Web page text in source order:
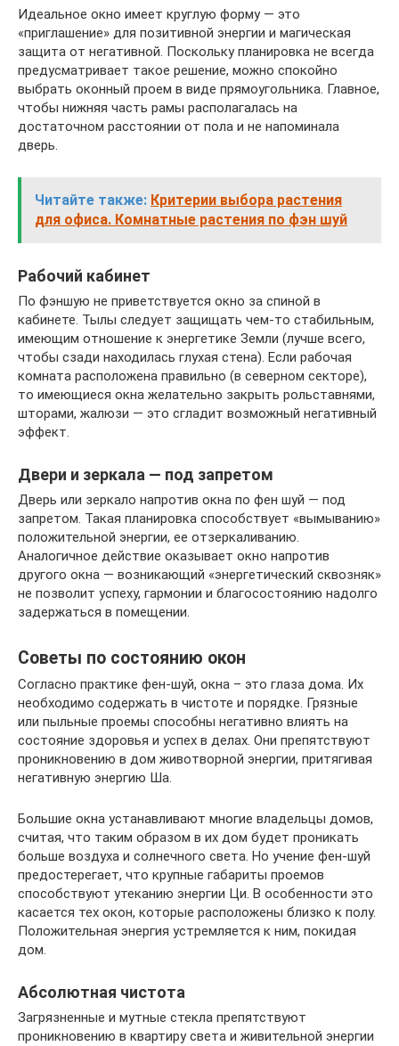
Идеальное окно имеет круглую форму — это
«приглашение» для позитивной энергии и магическая
защита от негативной. Поскольку планировка не всегда
предусматривает такое решение, можно спокойно
выбрать оконный проем в виде прямоугольника. Главное,
чтобы нижняя часть рамы располагалась на
достаточном расстоянии от пола и не напоминала
дверь.
Читайте также: Критерии выбора растения
для офиса. Комнатные растения по фэн шуй
Рабочий кабинет
По фэншую не приветствуется окно за спиной в
кабинете. Тылы следует защищать чем-то стабильным,
имеющим отношение к энергетике Земли (лучше всего,
чтобы сзади находилась глухая стена). Если рабочая
комната расположена правильно (в северном секторе),
то имеющиеся окна желательно закрыть рольставнями,
шторами, жалюзи — это сгладит возможный негативный
эффект.
Двери и зеркала — под запретом
Дверь или зеркало напротив окна по фен шуй — под
запретом. Такая планировка способствует «вымыванию»
положительной энергии, ее отзеркаливанию.
Аналогичное действие оказывает окно напротив
другого окна — возникающий «энергетический сквозняк»
не позволит успеху, гармонии и благосостоянию надолго
задержаться в помещении.
Советы по состоянию окон
Согласно практике фен-шуй, окна – это глаза дома. Их
необходимо содержать в чистоте и порядке. Грязные
или пыльные проемы способны негативно влиять на
состояние здоровья и успех в делах. Они препятствуют
проникновению в дом животворной энергии, притягивая
негативную энергию Ша.
Большие окна устанавливают многие владельцы домов,
считая, что таким образом в их дом будет проникать
больше воздуха и солнечного света. Но учение фен-шуй
предостерегает, что крупные габариты проемов
способствуют утеканию энергии Ци. В особенности это
касается тех окон, которые расположены близко к полу.
Положительная энергия устремляется к ним, покидая
дом.
Абсолютная чистота
Загрязненные и мутные стекла препятствуют
проникновению в квартиру света и живительной энергии